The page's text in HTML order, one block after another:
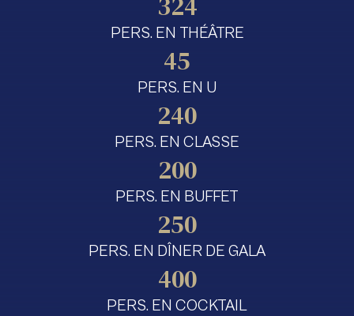
PERS. EN THÉÂTRE
45
PERS. EN U
240
PERS. EN CLASSE
200
PERS. EN BUFFET
250
PERS. EN DÎNER DE GALA
400
PERS. EN COCKTAIL